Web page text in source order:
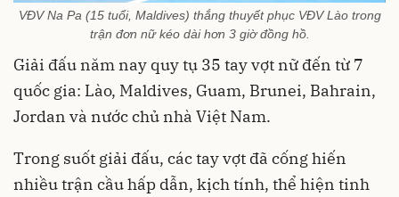
VĐV Na Pa (15 tuổi, Maldives) thắng thuyết phục VĐV Lào trong
trận đơn nữ kéo dài hơn 3 giờ đồng hồ.
Giải đấu năm nay quy tụ 35 tay vợt nữ đến từ 7
quốc gia: Lào, Maldives, Guam, Brunei, Bahrain,
Jordan và nước chủ nhà Việt Nam.
Trong suốt giải đấu, các tay vợt đã cống hiến
nhiều trận cầu hấp dẫn, kịch tính, thể hiện tinh